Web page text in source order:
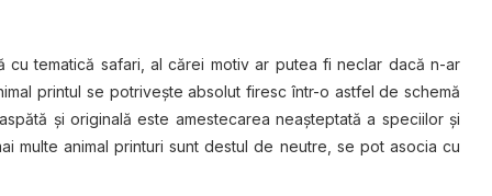
cu tematică safari, al cărei motiv ar putea fi neclar dacă n-ar
printul se potriveşte absolut firesc într-o astfel de schemă
şi originală este amestecarea neaşteptată a speciilor şi
multe animal printuri sunt destul de neutre, se pot asocia cu